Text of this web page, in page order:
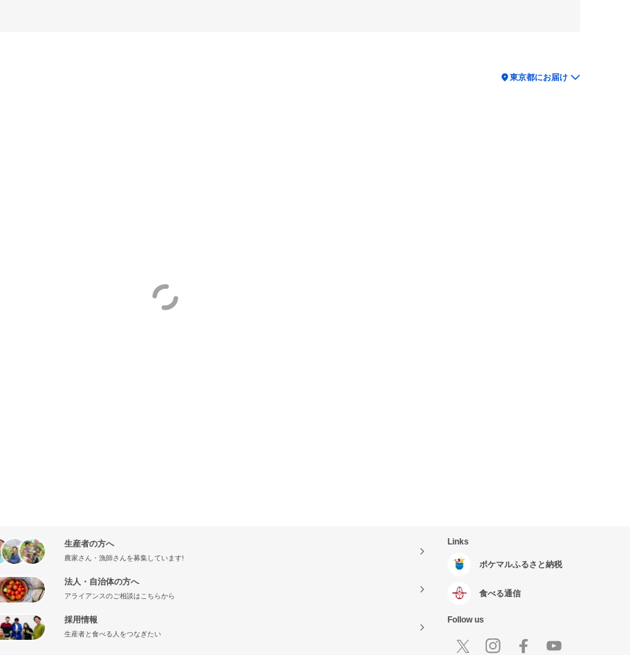
location_on東京都にお届け
生産者の方へ
農家さん・漁師さんを募集しています!
法人・自治体の方へ
アライアンスのご相談はこちらから
採用情報
生産者と食べる人をつなぎたい
Links
ポケマルふるさと納税
食べる通信
Follow us